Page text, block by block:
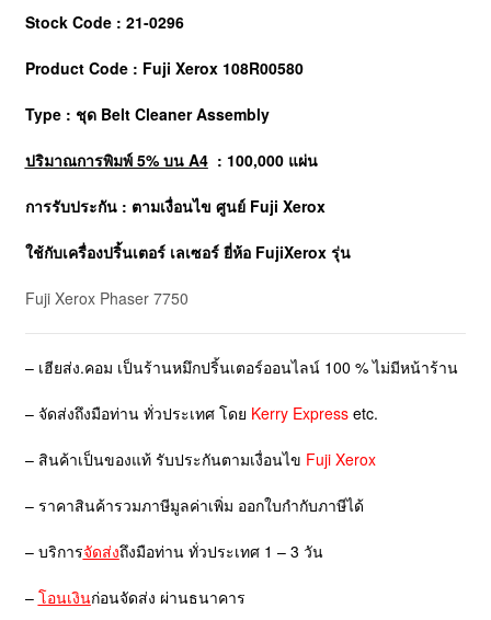
Stock Code : 21-0296
Product Code : Fuji Xerox 108R00580
Type : ชุด Belt Cleaner Assembly
ปริมาณการพิมพ์ 5% บน A4: 100,000 แผ่น
การรับประกัน : ตามเงื่อนไข ศูนย์ Fuji Xerox
ใช้กับเครื่องปริ้นเตอร์ เลเซอร์ ยี่ห้อ FujiXeroxรุ่น
Fuji Xerox Phaser 7750
– เฮียส่ง.คอม เป็นร้านหมึกปริ้นเตอร์ออนไลน์ 100 % ไม่มีหน้าร้าน
– จัดส่งถึงมือท่าน ทั่วประเทศ โดย Kerry Expressetc.
– สินค้าเป็นของแท้ รับประกันตามเงื่อนไข Fuji Xerox
– ราคาสินค้ารวมภาษีมูลค่าเพิ่ม ออกใบกำกับภาษีได้
– บริการจัดส่งถึงมือท่าน ทั่วประเทศ 1 – 3 วัน
– โอนเงินก่อนจัดส่ง ผ่านธนาคาร